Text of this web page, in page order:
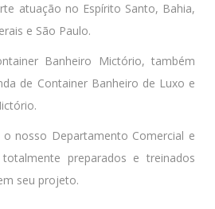
atuação no Espírito Santo, Bahia,
e São Paulo.
Banheiro Mictório, também
de Container Banheiro de Luxo e
nosso Departamento Comercial e
preparados e treinados
seu projeto.